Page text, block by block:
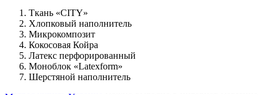
Ткань «CITY»
Хлопковый наполнитель
Микрокомпозит
Кокосовая Койра
Латекс перфорированный
Моноблок «Latexform»
Шерстяной наполнитель